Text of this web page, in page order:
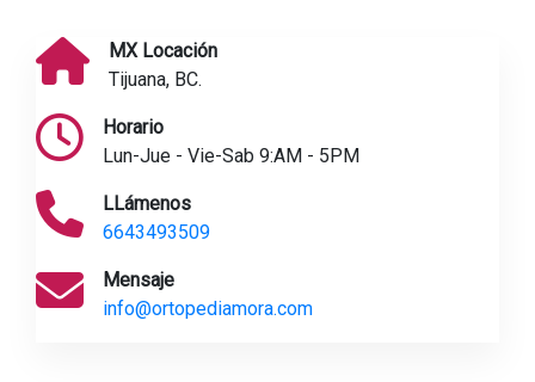
MX Locación
Tijuana, BC.
Horario
Lun-Jue - Vie-Sab 9:AM - 5PM
LLámenos
6643493509
Mensaje
info@ortopediamora.com